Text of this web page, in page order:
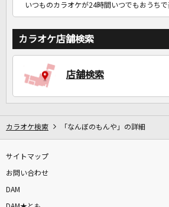
いつものカラオケが24時間いつでもおうちで
カラオケ店舗検索
店舗検索
カラオケ検索 「なんぼのもんや」の詳細
サイトマップ
お問い合わせ
DAM